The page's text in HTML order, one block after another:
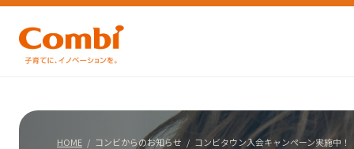
HOME コンビからのお知らせ コンビタウン入会キャンペーン実施中！